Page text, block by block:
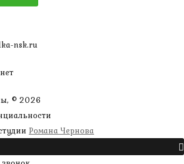
nsk.ru
© 2026
Романа Чернова